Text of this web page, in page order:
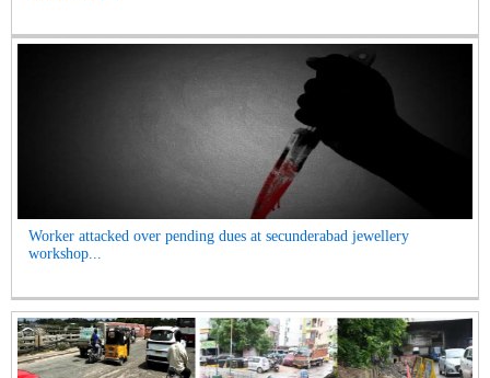
Worker attacked over pending dues at secunderabad jewellery
workshop...